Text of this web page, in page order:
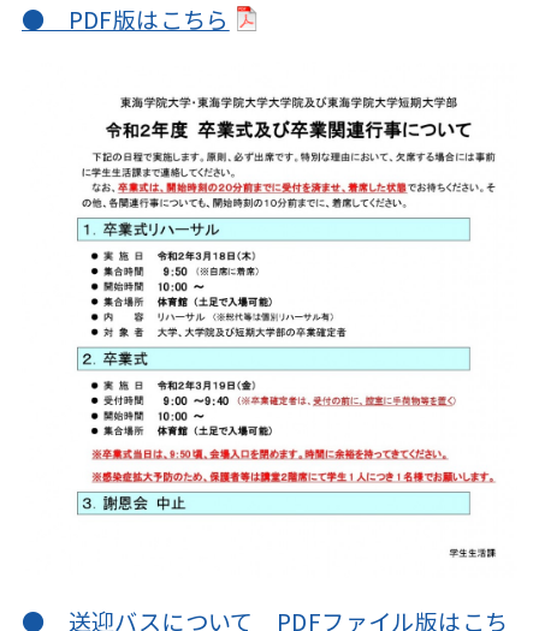
● PDF版はこちら
● 送迎バスについて PDFファイル版はこち